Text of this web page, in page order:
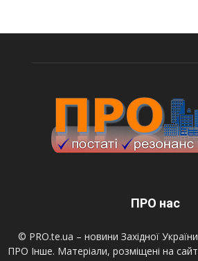
ПРО нас
© PRO.te.ua – новини Західної
ПРО Інше. Матеріали, розміщені на